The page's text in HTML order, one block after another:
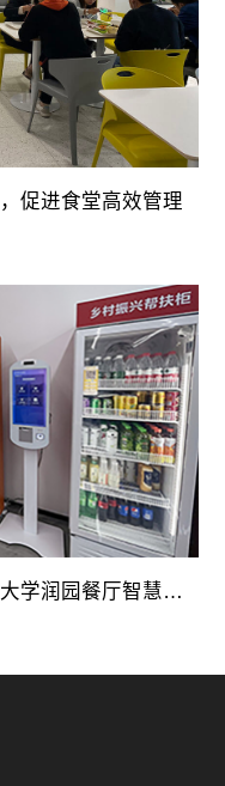
促进食堂高效管理
按克计价、杜绝浪费，南京审计大学润园餐厅智慧自助餐